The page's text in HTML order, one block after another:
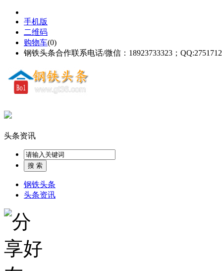
手机版
二维码
购物车(0)
钢铁头条合作联系电话/微信：18923733323；
头条资讯
钢铁头条
头条资讯